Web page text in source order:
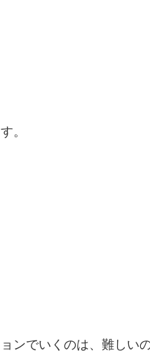
。
ンでいくのは、難しい